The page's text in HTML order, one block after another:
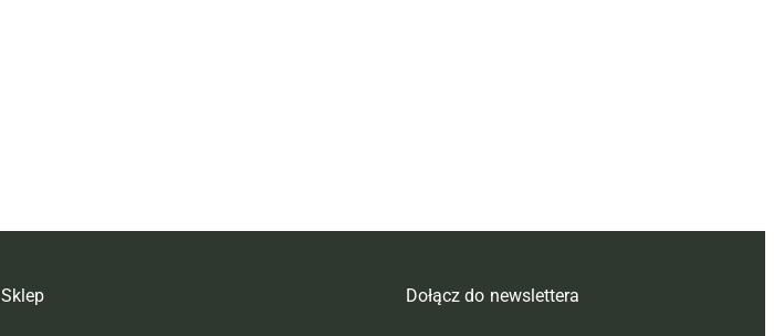
Sklep Dołącz do newslettera